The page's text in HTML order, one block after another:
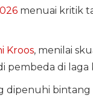
menuai kritik
Kroos, menilai
pembeda di laga
dipenuhi bintang